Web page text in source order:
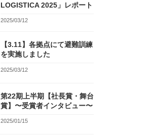
LOGISTICA 2025」レポート
2025/03/12
【3.11】各拠点にて避難訓練
を実施しました
2025/03/12
第22期上半期【社長賞・舞台
賞】〜受賞者インタビュー〜
2025/01/15